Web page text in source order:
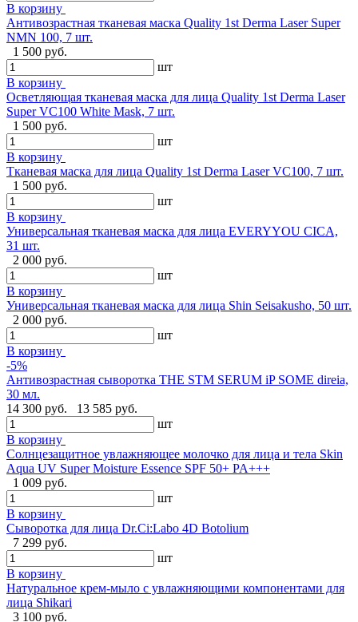
В корзину
Антивозрастная тканевая маска Quality 1st Derma Laser Super
NMN 100, 7 шт.
1 500 руб.
шт
В корзину
Осветляющая тканевая маска для лица Quality 1st Derma Laser
Super VC100 White Mask, 7 шт.
1 500 руб.
шт
В корзину
Тканевая маска для лица Quality 1st Derma Laser VC100, 7 шт.
1 500 руб.
шт
В корзину
Универсальная тканевая маска для лица EVERYYOU CICA,
31 шт.
2 000 руб.
шт
В корзину
Универсальная тканевая маска для лица Shin Seisakusho, 50 шт.
2 000 руб.
шт
В корзину
-5%
Антивозрастная сыворотка THE STM SERUM iP SOME direia,
30 мл.
14 300 руб.
13 585 руб.
шт
В корзину
Солнцезащитное увлажняющее молочко для лица и тела Skin
Aqua UV Super Moisture Essence SPF 50+ PA+++
1 009 руб.
шт
В корзину
Сыворотка для лица Dr.Ci:Labo 4D Botolium
7 299 руб.
шт
В корзину
Натуральное крем-мыло с увлажняющими компонентами для
лица Shikari
3 100 руб.